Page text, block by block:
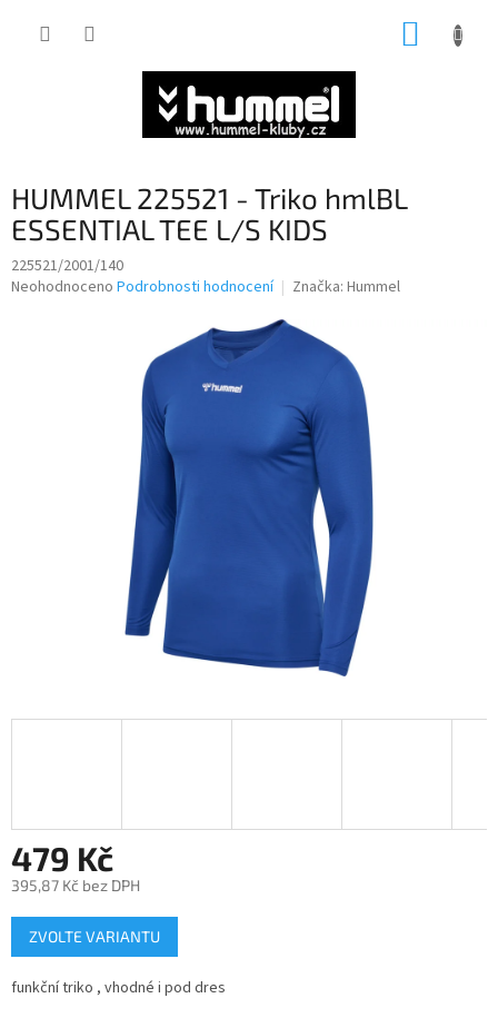
HUMMEL 225521 - Triko hmlBL
ESSENTIAL TEE L/S KIDS
225521/2001/140
Průměrné
Neohodnoceno Podrobnosti hodnocení Značka: Hummel
479 Kč
395,87 Kč bez DPH
Měrná
cena:
ZVOLTE VARIANTU
funkční triko , vhodné i pod dres